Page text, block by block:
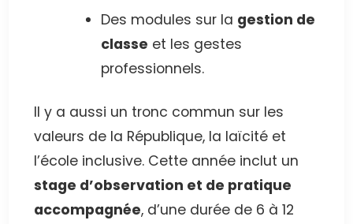
Des modules sur la gestion de
classe et les gestes
professionnels.
Il y a aussi un tronc commun sur les
valeurs de la République, la laïcité et
l’école inclusive. Cette année inclut un
stage d’observation et de pratique
accompagnée, d’une durée de 6 à 12